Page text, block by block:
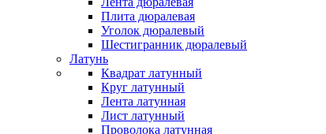
Плита дюралевая
Уголок дюралевый
Шестигранник дюралевый
Латунь
Квадрат латунный
Круг латунный
Лента латунная
Лист латунный
Проволока латунная